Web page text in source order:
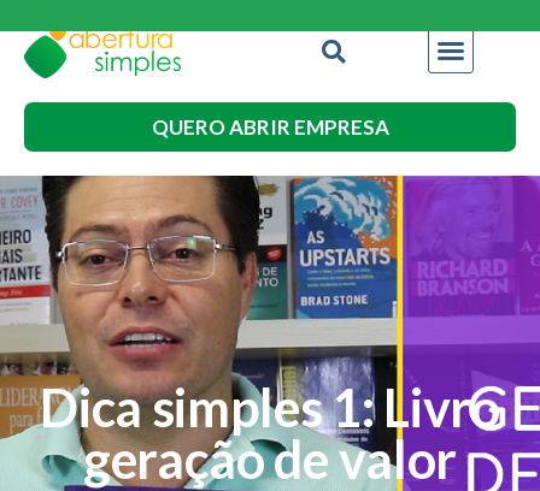
QUERO ABRIR EMPRESA
Dica simples 1: Livro
geração de valor